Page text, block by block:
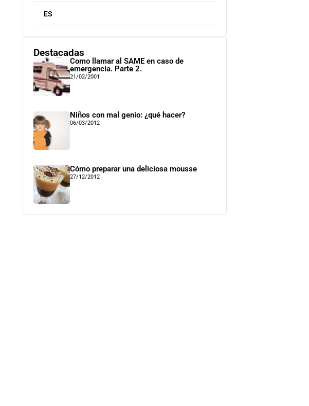
ES
Destacadas
Como llamar al SAME en caso de
emergencia. Parte 2.
21/02/2001
Niños con mal genio: ¿qué hacer?
06/03/2012
Cómo preparar una deliciosa mousse
27/12/2012